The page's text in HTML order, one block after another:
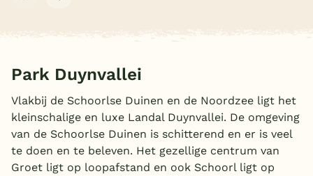
Park Duynvallei
Vlakbij de Schoorlse Duinen en de Noordzee ligt het
kleinschalige en luxe Landal Duynvallei. De omgeving
van de Schoorlse Duinen is schitterend en er is veel
te doen en te beleven. Het gezellige centrum van
Groet ligt op loopafstand en ook Schoorl ligt op